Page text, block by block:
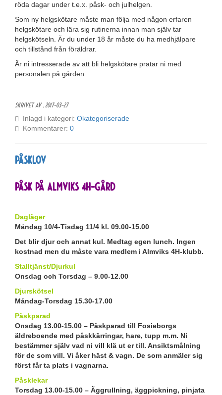
röda dagar under t.e.x. påsk- och julhelgen.
Som ny helgskötare måste man följa med någon erfaren
helgskötare och lära sig rutinerna innan man själv tar
helgskötseln. Är du under 18 år måste du ha medhjälpare
och tillstånd från föräldrar.
Är ni intresserade av att bli helgskötare pratar ni med
personalen på gården.
Skrivet av ,2017-03-27
Inlagd i kategori: Okategoriserade
Kommentarer: 0
Påsklov
Påsk på Almviks 4H-gård
Dagläger
Måndag 10/4-Tisdag 11/4 kl. 09.00-15.00
Det blir djur och annat kul. Medtag egen lunch. Ingen
kostnad men du måste vara medlem i Almviks 4H-klubb.
Stalltjänst/Djurkul
Onsdag och Torsdag – 9.00-12.00
Djurskötsel
Måndag-Torsdag 15.30-17.00
Påskparad
Onsdag 13.00-15.00 – Påskparad till Fosieborgs
äldreboende med påskkärringar, hare, tupp m.m. Ni
bestämmer själv vad ni vill klä ut er till. Ansiktsmålning
för de som vill. Vi åker häst & vagn. De som anmäler sig
först får ta plats i vagnarna.
Påsklekar
Torsdag 13.00-15.00 – Äggrullning, äggpickning, pinjata